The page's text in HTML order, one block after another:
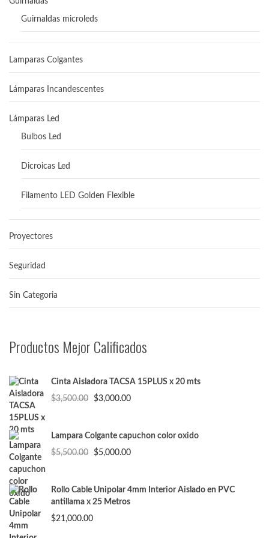
Guirnaldas microleds
Lamparas Colgantes
Lámparas Incandescentes
Lámparas Led
Bulbos Led
Dicroicas Led
Filamento LED Golden Flexible
Proyectores
Seguridad
Sin Categoria
Productos Mejor Calificados
Cinta Aisladora TACSA 15PLUS x 20 mts
$3,500.00
El
era:
$3,500.00.
$3,000.00El
es:
Lampara Colgante capuchon color oxido
$5,500.00
El
era:
$5,500.00.
$5,000.00El
es:
Rollo Cable Unipolar 4mm Interior Aislado en PVC
antillama x 25 Metros
$21,000.00